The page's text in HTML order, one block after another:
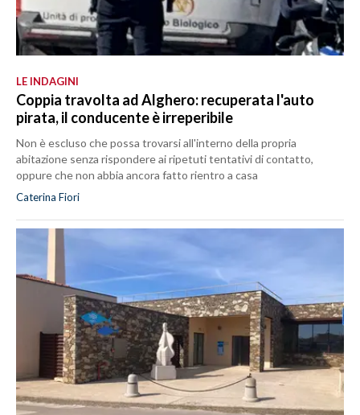
LE INDAGINI
Coppia travolta ad Alghero: recuperata l'auto
pirata, il conducente è irreperibile
Non è escluso che possa trovarsi all'interno della propria
abitazione senza rispondere ai ripetuti tentativi di contatto,
oppure che non abbia ancora fatto rientro a casa
Caterina Fiori